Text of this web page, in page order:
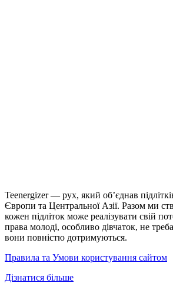
Teenergizer — рух, який об’єднав
Європи та Центральної Азії. Разом ми
кожен підліток може реалізувати свій
права молоді, особливо дівчаток, не
вони повністю дотримуються.
Правила та Умови користування сайтом
Дізнатися більше